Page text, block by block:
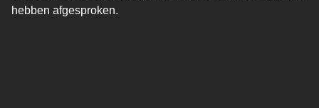
hebben afgesproken.